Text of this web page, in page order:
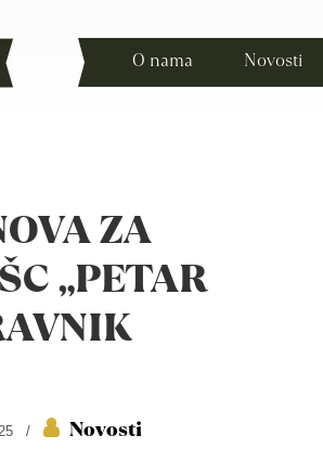
O nama Novosti
ZA
„PETAR
/ Novosti